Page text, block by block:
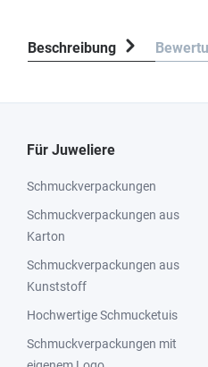
Beschreibung
Für Juweliere
Schmuckverpackungen
Schmuckverpackungen aus
Karton
Schmuckverpackungen aus
Kunststoff
Hochwertige Schmucketuis
Schmuckverpackungen mit